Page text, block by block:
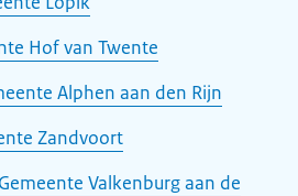
Hof van Twente
Alphen aan den Rijn
Zandvoort
Valkenburg aan de